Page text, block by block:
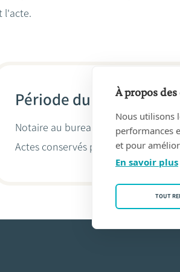
l'acte.
Période du 06/09/2016
Notaire au bureau NOTARIS
Actes conservés par
Frédéric Rosart
À propos
Nous utilisons
performances
et pour
En savoir plus
TOUT